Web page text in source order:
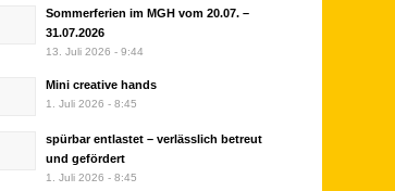
Sommerferien im MGH vom 20.07. –
31.07.2026
13. Juli 2026 - 9:44
Mini creative hands
1. Juli 2026 - 8:45
spürbar entlastet – verlässlich betreut
und gefördert
1. Juli 2026 - 8:45